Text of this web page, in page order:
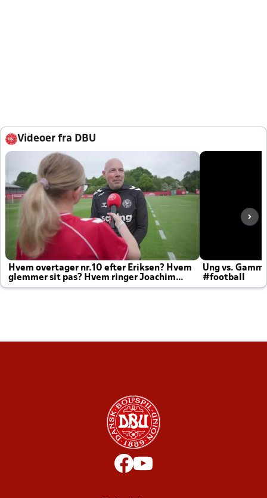
Videoer fra DBU
Hvem overtager nr.10 efter Eriksen? Hvem
glemmer sit pas? Hvem ringer Joachim
altid til efter kampe?
Ung vs.
#football